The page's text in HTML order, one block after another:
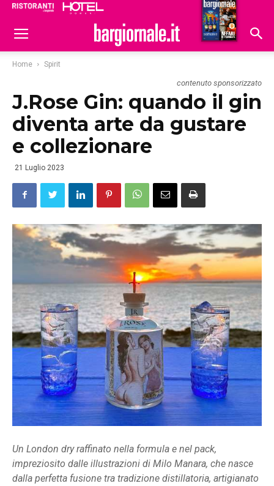
Hoteldomani
Home Spirit
contenuto sponsorizzato
J.Rose Gin: quando il gin
diventa arte da gustare
e collezionare
21 Luglio 2023
Un London dry raffinato nella formula e nel pack,
impreziosito dalle illustrazioni di Milo Manara, che nasce
dalla perfetta fusione tra tradizione distillatoria, artigianato